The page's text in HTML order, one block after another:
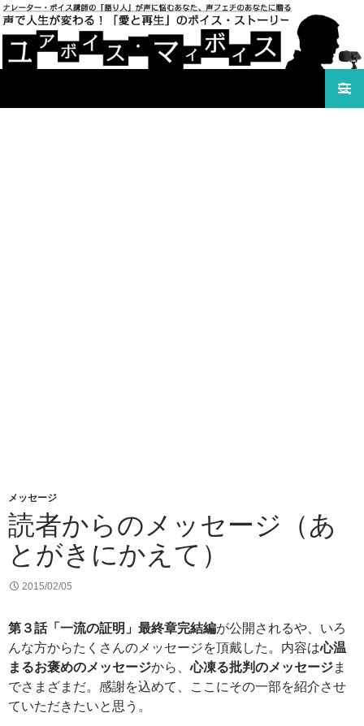
声で人生が変わる！「愛と再生」のボイス・ストーリ
メッセージ
読者からのメッセージ（あ
とがきにかえて）
2015/02/05
第３話「一流の証明」最終章完結編が公開されるや、いろ
んな方からたくさんのメッセージを頂戴した。内容は心温
まるお褒めのメッセージから、心凍る批判のメッセージま
でさまざまだ。感謝を込めて、ここにその一部を紹介させ
ていただきたいと思う。